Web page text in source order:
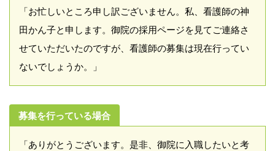
「お忙しいところ申し訳ございません。私、看護師の神
田かん子と申します。御院の採用ページを見てご連絡さ
せていただいたのですが、看護師の募集は現在行ってい
ないでしょうか。」
募集を行っている場合
「ありがとうございます。是非、御院に入職したいと考